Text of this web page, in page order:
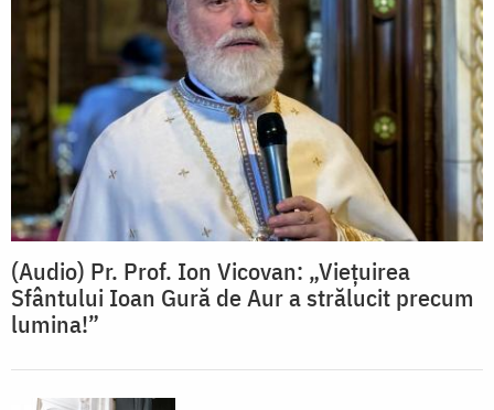
(Audio) Pr. Prof. Ion Vicovan: „Viețuirea
Sfântului Ioan Gură de Aur a strălucit precum
lumina!”